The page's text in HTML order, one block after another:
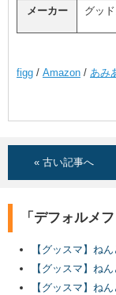
メーカー グッ
figg / Amazon / あみ
« 古い記事へ
「デフォルメ
【グッスマ】ね
【グッスマ】ね
【グッスマ】ね